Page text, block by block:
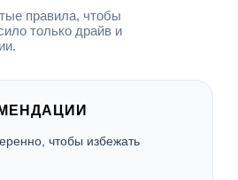
правила, чтобы
только драйв и
чтобы избежать